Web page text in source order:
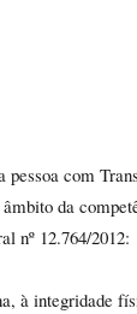
pessoa com
da
nº 12.764/2012:
à integridade